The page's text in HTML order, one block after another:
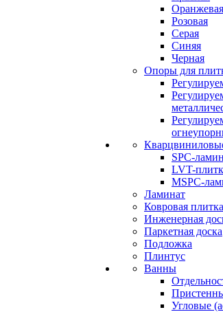
Оранжевая
Розовая
Серая
Синяя
Черная
Опоры для
SPC-
LVT-
MSPC-
Ламинат
Ковровая плитка
Инженерная
Паркетная доска
Подложка
Плинтус
Ванны
Угловые